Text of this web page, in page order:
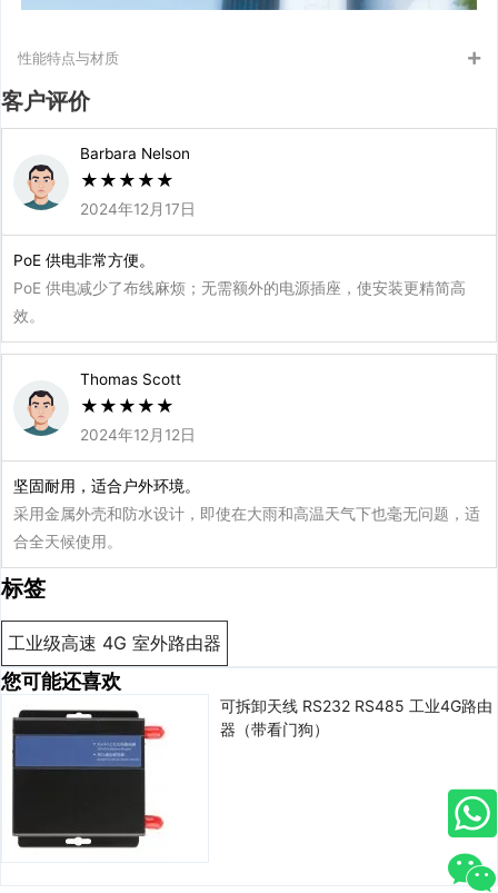
性能特点与材质
客户评价
Barbara Nelson
★ ★ ★ ★ ★
2024年12月17日
PoE 供电非常方便。
PoE 供电减少了布线麻烦；无需额外的电源插座，使安装更精简高
效。
Thomas Scott
★ ★ ★ ★ ★
2024年12月12日
坚固耐用，适合户外环境。
采用金属外壳和防水设计，即使在大雨和高温天气下也毫无问题，适
合全天候使用。
标签
工业级高速 4G 室外路由器
您可能还喜欢
可拆卸天线 RS232 RS485 工业4G路由
器（带看门狗）